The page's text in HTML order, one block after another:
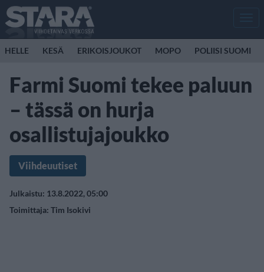
HELLE KESÄ ERIKOISJOUKOT MOPO POLIISI SUOMI
Farmi Suomi tekee paluun
– tässä on hurja
osallistujajoukko
Viihdeuutiset
Julkaistu: 13.8.2022, 05:00
Toimittaja: Tim Isokivi